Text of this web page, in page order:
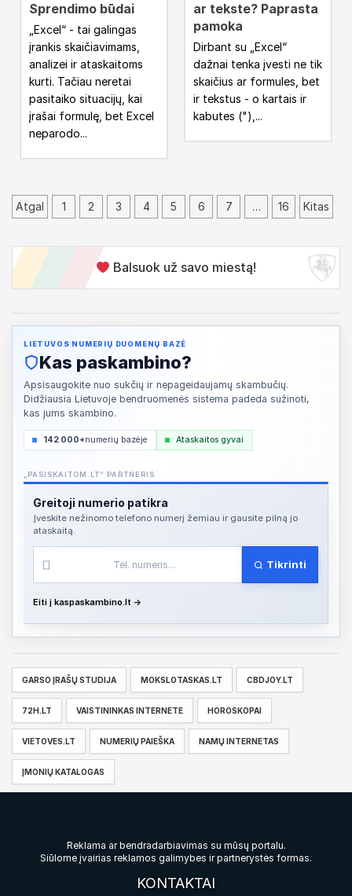
Sprendimo būdai
„Excel“ - tai galingas
įrankis skaičiavimams,
analizei ir ataskaitoms
kurti. Tačiau neretai
pasitaiko situacijų, kai
įrašai formulę, bet Excel
neparodo...
ar tekste? Paprasta
pamoka
Dirbant su „Excel“
dažnai tenka įvesti ne tik
skaičius ar formules, bet
ir tekstus - o kartais ir
kabutes ("),...
Į
a
š
ų
p
u
s
a
s
Atgal 1 2 3 4 5 6 7 … 16 Kitas
Balsuok už savo miestą!
LIETUVOS NUMERIŲ DUOMENŲ BAZĖ
Kas paskambino?
Apsisaugokite nuo sukčių ir nepageidaujamų skambučių.
Didžiausia Lietuvoje bendruomenės sistema padeda sužinoti,
kas jums skambino.
142 000+numerių bazėje Ataskaitos gyvai
„PASISKAITOM.LT“ PARTNERIS
Greitoji numerio patikra
Įveskite nežinomo telefono numerį žemiau ir gausite pilną jo
ataskaitą.
Tikrinti
Eiti į kaspaskambino.lt →
GARSO ĮRAŠŲ STUDIJA MOKSLOTASKAS.LT CBDJOY.LT
72H.LT VAISTININKAS INTERNETE HOROSKOPAI
VIETOVES.LT NUMERIŲ PAIEŠKA NAMŲ INTERNETAS
ĮMONIŲ KATALOGAS
Reklama ar bendradarbiavimas su mūsų portalu.
Siūlome įvairias reklamos galimybes ir partnerystės formas.
KONTAKTAI